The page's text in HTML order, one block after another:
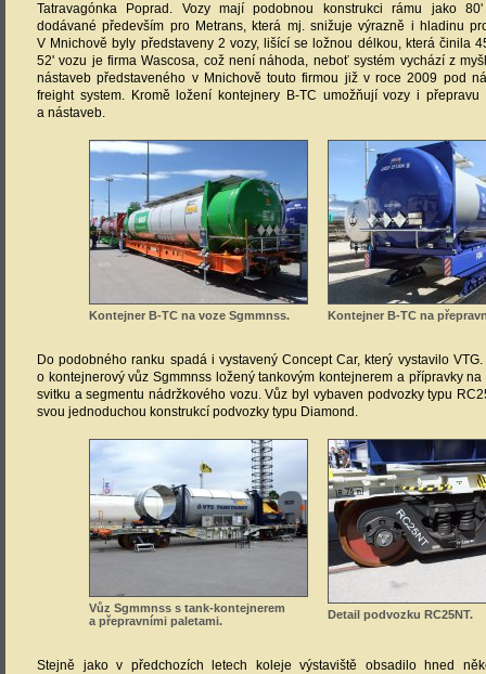
Tatravagónka Poprad. Vozy mají podobnou konstrukci rámu jako
dodávané především pro Metrans, která mj. snižuje výrazně i hladinu
V Mnichově byly představeny 2 vozy, lišící se ložnou délkou, která činila
52' vozu je firma Wascosa, což není náhoda, neboť systém vychází z
nástaveb představeného v Mnichově touto firmou již v roce 2009 pod
freight system. Kromě ložení kontejnery B-TC umožňují vozy i přepravu
a nástaveb.
Kontejner B-TC na voze Sgmmnss. Kontejner B-TC na
Do podobného ranku spadá i vystavený Concept Car, který vystavilo
o kontejnerový vůz Sgmmnss ložený tankovým kontejnerem a přípravky
svitku a segmentu nádržkového vozu. Vůz byl vybaven podvozky typu
svou jednoduchou konstrukcí podvozky typu Diamond.
Vůz Sgmmnss s tank-kontejnerem
a přepravními paletami.
Detail podvozku RC25NT.
Stejně jako v předchozích letech koleje výstaviště obsadilo hned